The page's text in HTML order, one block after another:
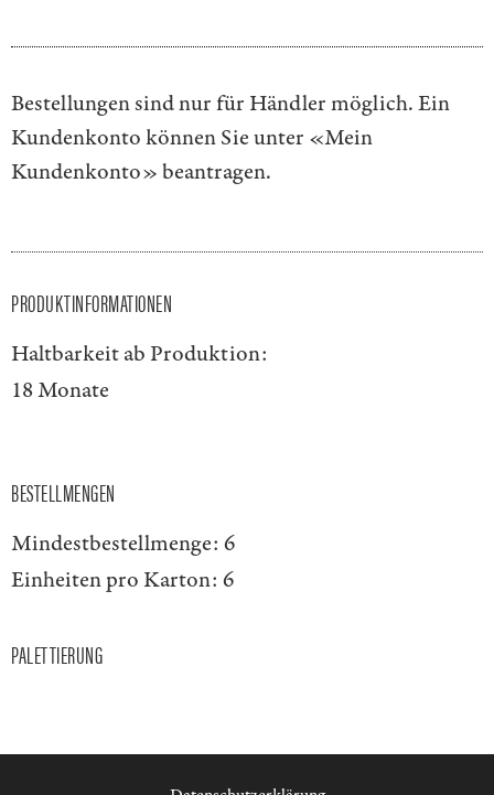
Bestellungen sind nur für Händler möglich. Ein
Kundenkonto können Sie unter «Mein
Kundenkonto»beantragen.
PRODUKTINFORMATIONEN
Haltbarkeit ab Produktion:
18 Monate
BESTELLMENGEN
Mindestbestellmenge: 6
Einheiten pro Karton: 6
PALETTIERUNG